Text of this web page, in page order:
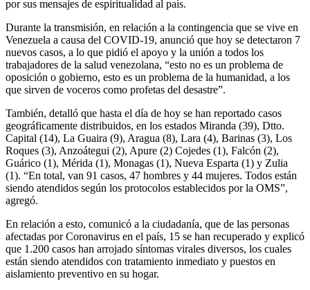
por sus mensajes de espiritualidad al país.
Durante la transmisión, en relación a la contingencia que se vive en
Venezuela a causa del COVID-19, anunció que hoy se detectaron 7
nuevos casos, a lo que pidió el apoyo y la unión a todos los
trabajadores de la salud venezolana, “esto no es un problema de
oposición o gobierno, esto es un problema de la humanidad, a los
que sirven de voceros como profetas del desastre”.
También, detalló que hasta el día de hoy se han reportado casos
geográficamente distribuidos, en los estados Miranda (39), Dtto.
Capital (14), La Guaira (9), Aragua (8), Lara (4), Barinas (3), Los
Roques (3), Anzoátegui (2), Apure (2) Cojedes (1), Falcón (2),
Guárico (1), Mérida (1), Monagas (1), Nueva Esparta (1) y Zulia
(1). “En total, van 91 casos, 47 hombres y 44 mujeres. Todos están
siendo atendidos según los protocolos establecidos por la OMS”,
agregó.
En relación a esto, comunicó a la ciudadanía, que de las personas
afectadas por Coronavirus en el país, 15 se han recuperado y explicó
que 1.200 casos han arrojado síntomas virales diversos, los cuales
están siendo atendidos con tratamiento inmediato y puestos en
aislamiento preventivo en su hogar.